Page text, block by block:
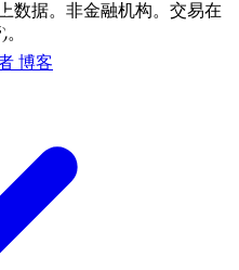
博客
数据。非金融机构。交易在